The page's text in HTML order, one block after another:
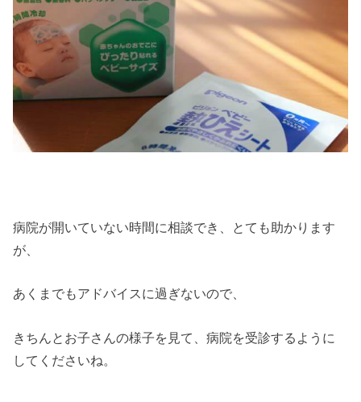
病院が開いていない時間に相談でき、とても助かります
が、
あくまでもアドバイスに過ぎないので、
きちんとお子さんの様子を見て、病院を受診するように
してくださいね。